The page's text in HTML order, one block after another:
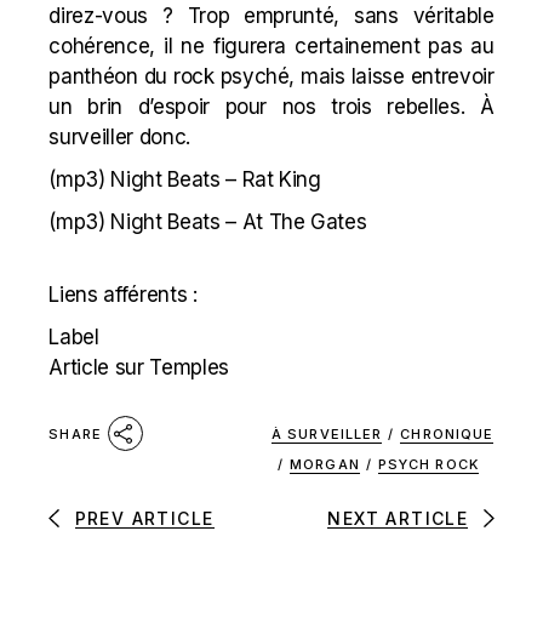
direz-vous ? Trop emprunté, sans véritable
cohérence, il ne figurera certainement pas au
panthéon du rock psyché, mais laisse entrevoir
un brin d’espoir pour nos trois rebelles. À
surveiller donc.
(mp3) Night Beats – Rat King
(mp3) Night Beats – At The Gates
Liens afférents :
Label
Article sur Temples
SHARE À SURVEILLER / CHRONIQUE
/ MORGAN / PSYCH ROCK
PREV ARTICLE NEXT ARTICLE